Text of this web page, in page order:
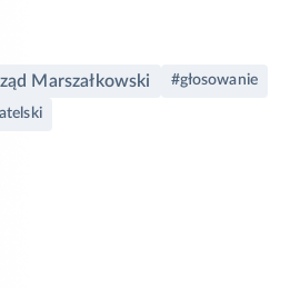
Marszałkowski #głosowanie